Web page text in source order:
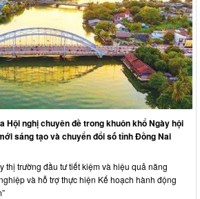
Hội nghị chuyên đề trong khuôn khổ Ngày hội
sáng tạo và chuyển đổi số tỉnh Đồng Nai
thị trường đầu tư tiết kiệm và hiệu quả năng
và hỗ trợ thực hiện Kế hoạch hành động